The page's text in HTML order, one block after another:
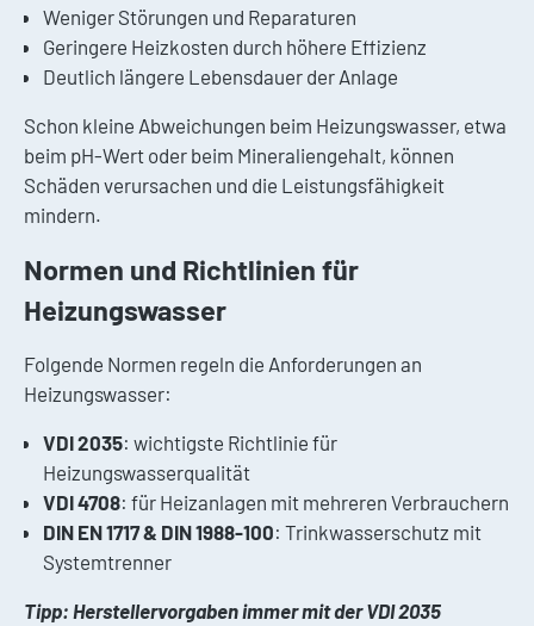
Weniger Störungen und Reparaturen
Geringere Heizkosten durch höhere Effizienz
Deutlich längere Lebensdauer der Anlage
Schon kleine Abweichungen beim Heizungswasser, etwa
beim pH-Wert oder beim Mineraliengehalt, können
Schäden verursachen und die Leistungsfähigkeit
mindern.
Normen und Richtlinien für
Heizungswasser
Folgende Normen regeln die Anforderungen an
Heizungswasser:
VDI 2035: wichtigste Richtlinie für
Heizungswasserqualität
VDI 4708: für Heizanlagen mit mehreren Verbrauchern
DIN EN 1717 & DIN 1988-100: Trinkwasserschutz mit
Systemtrenner
Tipp: Herstellervorgaben immer mit der VDI 2035